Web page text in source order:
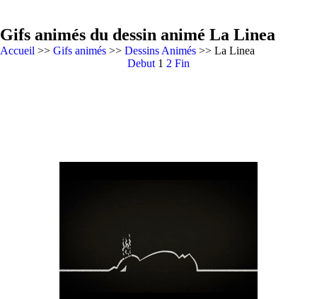
Gifs animés du dessin animé La Linea
Accueil >> Gifs animés >> Dessins Animés >> La Linea
Debut 1 2 Fin